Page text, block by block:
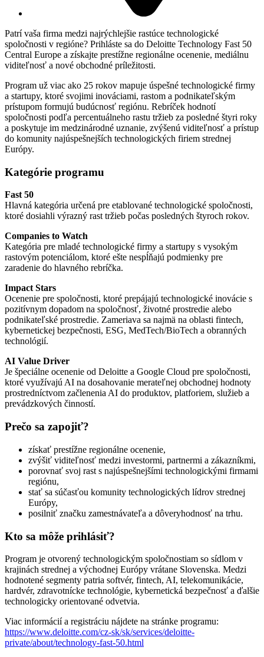
Patrí vaša firma medzi najrýchlejšie rastúce technologické
spoločnosti v regióne? Prihláste sa do Deloitte Technology Fast 50
Central Europe a získajte prestížne regionálne ocenenie, mediálnu
viditeľnosť a nové obchodné príležitosti.
Program už viac ako 25 rokov mapuje úspešné technologické firmy
a startupy, ktoré svojimi inováciami, rastom a podnikateľským
prístupom formujú budúcnosť regiónu. Rebríček hodnotí
spoločnosti podľa percentuálneho rastu tržieb za posledné štyri roky
a poskytuje im medzinárodné uznanie, zvýšenú viditeľnosť a prístup
do komunity najúspešnejších technologických firiem strednej
Európy.
Kategórie programu
Fast 50
Hlavná kategória určená pre etablované technologické spoločnosti,
ktoré dosiahli výrazný rast tržieb počas posledných štyroch rokov.
Companies to Watch
Kategória pre mladé technologické firmy a startupy s vysokým
rastovým potenciálom, ktoré ešte nespĺňajú podmienky pre
zaradenie do hlavného rebríčka.
Impact Stars
Ocenenie pre spoločnosti, ktoré prepájajú technologické inovácie s
pozitívnym dopadom na spoločnosť, životné prostredie alebo
podnikateľské prostredie. Zameriava sa najmä na oblasti fintech,
kybernetickej bezpečnosti, ESG, MedTech/BioTech a obranných
technológií.
AI Value Driver
Je špeciálne ocenenie od Deloitte a Google Cloud pre spoločnosti,
ktoré využívajú AI na dosahovanie merateľnej obchodnej hodnoty
prostredníctvom začlenenia AI do produktov, platforiem, služieb a
prevádzkových činností.
Prečo sa zapojiť?
získať prestížne regionálne ocenenie,
zvýšiť viditeľnosť medzi investormi, partnermi a zákazníkmi,
porovnať svoj rast s najúspešnejšími technologickými firmami
regiónu,
stať sa súčasťou komunity technologických lídrov strednej
Európy,
posilniť značku zamestnávateľa a dôveryhodnosť na trhu.
Kto sa môže prihlásiť?
Program je otvorený technologickým spoločnostiam so sídlom v
krajinách strednej a východnej Európy vrátane Slovenska. Medzi
hodnotené segmenty patria softvér, fintech, AI, telekomunikácie,
hardvér, zdravotnícke technológie, kybernetická bezpečnosť a ďalšie
technologicky orientované odvetvia.
Viac informácií a registráciu nájdete na stránke programu:
https://www.deloitte.com/cz-sk/sk/services/deloitte-
private/about/technology-fast-50.html